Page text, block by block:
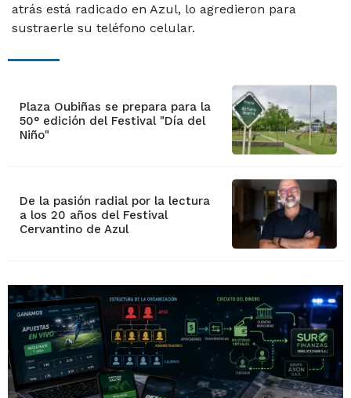
atrás está radicado en Azul, lo agredieron para
sustraerle su teléfono celular.
Plaza Oubiñas se prepara para la
50° edición del Festival "Día del
Niño"
De la pasión radial por la lectura
a los 20 años del Festival
Cervantino de Azul